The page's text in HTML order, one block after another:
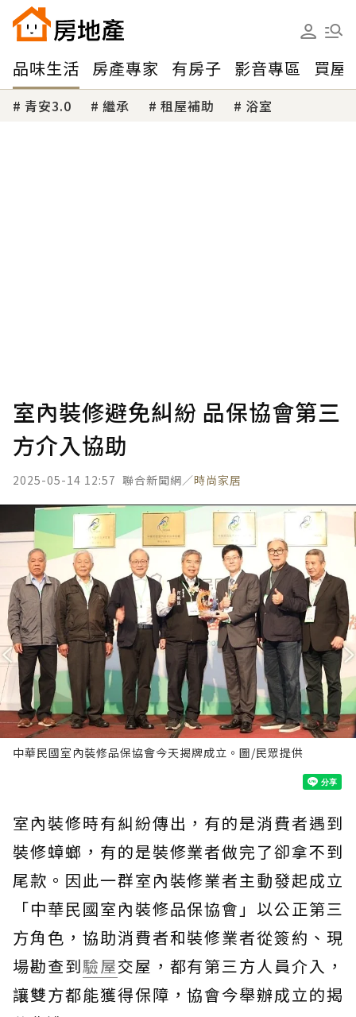
品味生活 房產專家 有房子 影音專區 買屋
青安3.0 繼承 租屋補助 浴室
室內裝修避免糾紛 品保協會第三
方介入協助
2025-05-14 12:57 聯合新聞網／時尚家居
中華民國室內裝修品保協會今天揭牌成立。圖/民眾提供
室內裝修時有糾紛傳出，有的是消費者遇到
裝修蟑螂，有的是裝修業者做完了卻拿不到
尾款。因此一群室內裝修業者主動發起成立
「中華民國室內裝修品保協會」以公正第三
方角色，協助消費者和裝修業者從簽約、現
場勘查到驗屋交屋，都有第三方人員介入，
讓雙方都能獲得保障，協會今舉辦成立的揭